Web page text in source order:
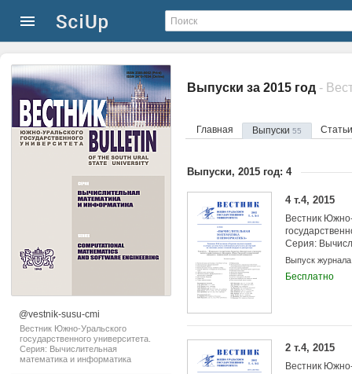
@vestnik-susu-cmi
Вестник Южно-Уральского
государственного университета.
Серия: Вычислительная
математика и информатика
Выпуски за 2015 год
Главная Выпуски 55
Выпуски, 2015 год: 4
4 т.4, 2015
Вестник
Серия:
математика и
Выпуск журнала
Бесплатно
2 т.4, 2015
Вестник